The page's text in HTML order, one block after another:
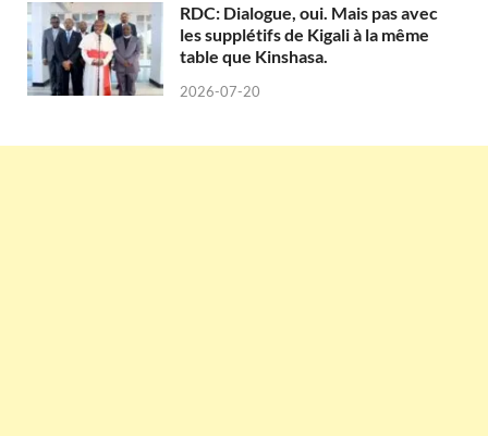
RDC: Dialogue, oui. Mais pas avec
les supplétifs de Kigali à la même
table que Kinshasa.
2026-07-20